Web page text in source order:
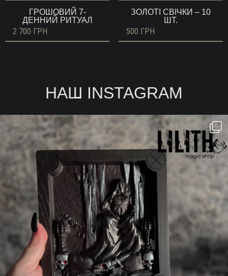
ГРОШОВИЙ 7-
ДЕННИЙ РИТУАЛ
2 700 ГРН
ЗОЛОТІ СВІЧКИ – 10
ШТ.
500 ГРН
НАШ INSTAGRAM